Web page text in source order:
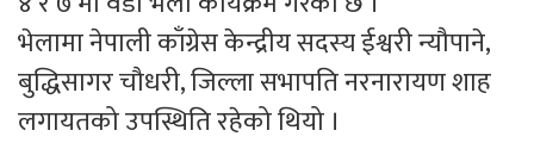
भेलामा नेपाली काँग्रेस केन्द्रीय सदस्य ईश्वरी न्यौपाने,
बुद्धिसागर चौधरी, जिल्ला सभापति नरनारायण शाह
लगायतको उपस्थिति रहेको थियो ।